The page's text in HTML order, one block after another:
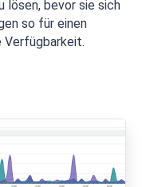
lösen, bevor sie sich
so für einen
Verfügbarkeit.